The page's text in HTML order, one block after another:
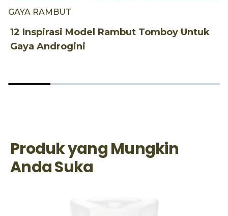
GAYA RAMBUT
12 Inspirasi Model Rambut Tomboy Untuk
Gaya Androgini
Produk yang Mungkin
Anda Suka